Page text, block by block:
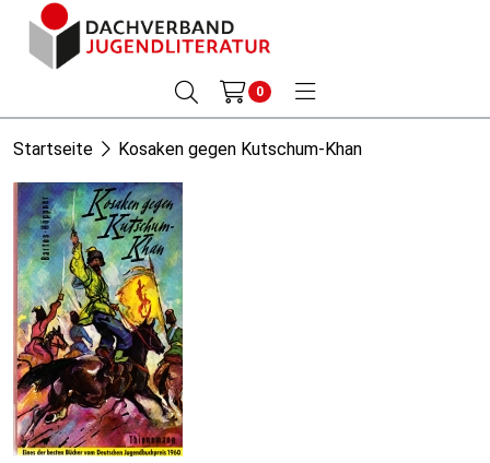
0
Startseite Kosaken gegen Kutschum-Khan